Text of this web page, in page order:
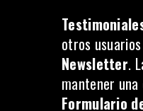
otros
Newsletter.
mantener
Formulario